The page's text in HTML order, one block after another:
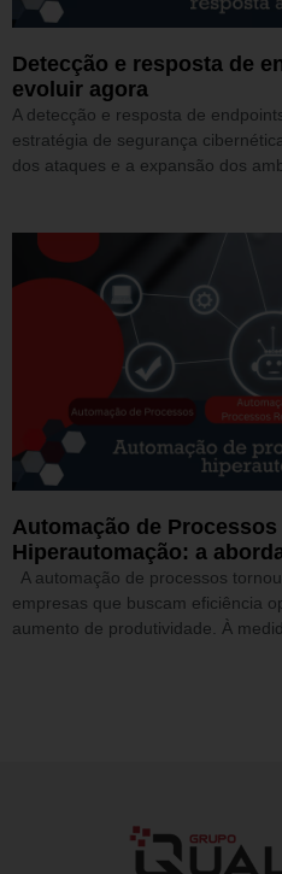
Detecção e resposta de
evoluir agora
A detecção e resposta de
estratégia de segurança
dos ataques e a expansão dos
Automação de Processos
Hiperautomação: a
A automação de processos
empresas que buscam eficiência
aumento de produtividade. À